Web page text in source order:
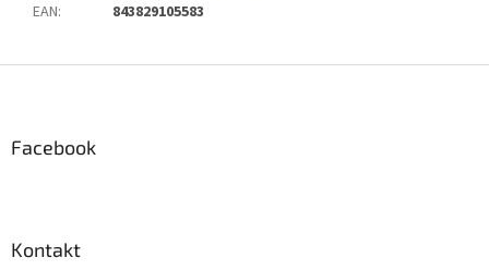
EAN: 843829105583
Facebook
Kontakt